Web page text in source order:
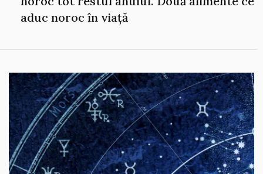
aduc noroc în viață